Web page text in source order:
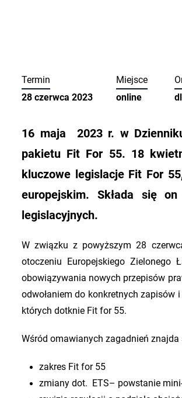
Termin
28 czerwca 2023
Miejsce
online
16 maja 2023 r. w
pakietu Fit For 55. 18
kluczowe legislacje Fit For
europejskim. Składa się
legislacyjnych.
W związku z powyższym 28
otoczeniu Europejskiego
obowiązywania nowych przepisów
odwołaniem do konkretnych
których dotknie Fit for 55.
Wśród omawianych zagadnień znajda
zakres Fit for 55
zmiany dot. ETS– powstanie